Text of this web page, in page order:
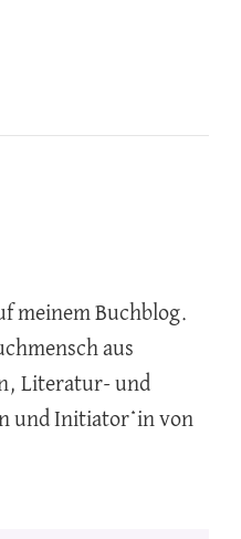
meinem Buchblog.
aus
Literatur- und
und Initiator*in von